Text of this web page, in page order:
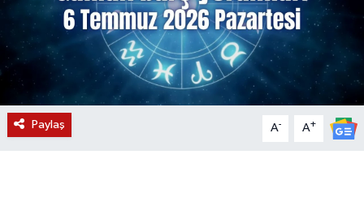
Paylaş A- A+
GÖRDES
KÖPRÜBAŞI
SOMA
SELENDİ
SOMA
TURGUTLU
YUNUSEMRE
BİLİM VE TEKNOLOJİ
YAZARLAR
MANİSA'NIN YÖRESEL LEZZETLERİ
MANİSA'YI KEŞFET